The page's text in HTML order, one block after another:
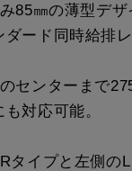
W
SI
S4
スクロールできます
スクロールできます
85㎜の薄型デザ
ード同時給排レ
センターまで
対応可能。
タイプと左側の